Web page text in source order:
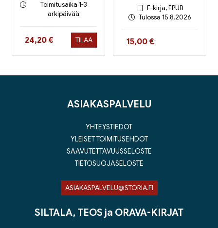
Toimitusaika 1-3
arkipäivää
Hinta nyt
24,20 € TILAA
E-kirja, EPUB
Tulossa 15.8.2026
Hinta nyt
15,00 €
ASIAKASPALVELU
YHTEYSTIEDOT
YLEISET TOIMITUSEHDOT
SAAVUTETTAVUUSSELOSTE
TIETOSUOJASELOSTE
ASIAKASPALVELU@STORIA.FI
SILTALA, TEOS ja ORAVA-KIRJAT